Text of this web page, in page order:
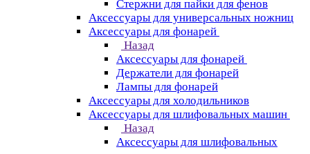
Стержни для пайки для фенов
Аксессуары для универсальных ножниц
Аксессуары для фонарей
Назад
Аксессуары для фонарей
Держатели для фонарей
Лампы для фонарей
Аксессуары для холодильников
Аксессуары для шлифовальных машин
Назад
Аксессуары для шлифовальных